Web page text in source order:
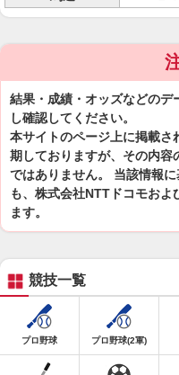
結果・成績・オッズなどのデ
し確認してください。
本サイトのページ上に掲載さ
期しておりますが、その内容
ではありません。 当該情報
も、株式会社NTTドコモお
ます。
競技一覧
プロ野球 プロ野球(2軍)